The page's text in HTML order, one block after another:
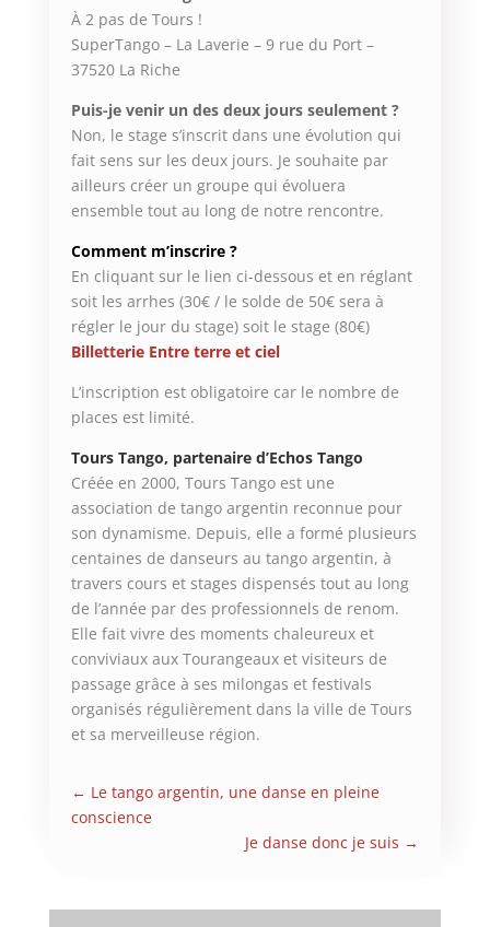
À 2 pas de Tours !
SuperTango – La Laverie – 9 rue du Port –
37520 La Riche
Puis-je venir un des deux jours seulement ?
Non, le stage s’inscrit dans une évolution qui
fait sens sur les deux jours. Je souhaite par
ailleurs créer un groupe qui évoluera
ensemble tout au long de notre rencontre.
Comment m’inscrire ?
En cliquant sur le lien ci-dessous et en réglant
soit les arrhes (30€ / le solde de 50€ sera à
régler le jour du stage) soit le stage (80€)
Billetterie Entre terre et ciel
L’inscription est obligatoire car le nombre de
places est limité.
Tours Tango, partenaire d’Echos Tango
Créée en 2000, Tours Tango est une
association de tango argentin reconnue pour
son dynamisme. Depuis, elle a formé plusieurs
centaines de danseurs au tango argentin, à
travers cours et stages dispensés tout au long
de l’année par des professionnels de renom.
Elle fait vivre des moments chaleureux et
conviviaux aux Tourangeaux et visiteurs de
passage grâce à ses milongas et festivals
organisés régulièrement dans la ville de Tours
et sa merveilleuse région.
← Le tango argentin, une danse en pleine
conscience
Je danse donc je suis →